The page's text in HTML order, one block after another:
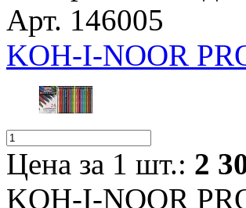
Арт. 146005
KOH-I-NOOR
Цена за 1 шт.: 2
KOH-I-NOOR